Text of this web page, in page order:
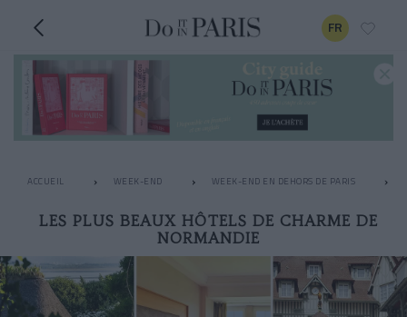
FR
ACCUEIL WEEK-END WEEK-END EN DEHORS DE PARIS
LES PLUS BEAUX HÔTELS DE CHARME DE
NORMANDIE